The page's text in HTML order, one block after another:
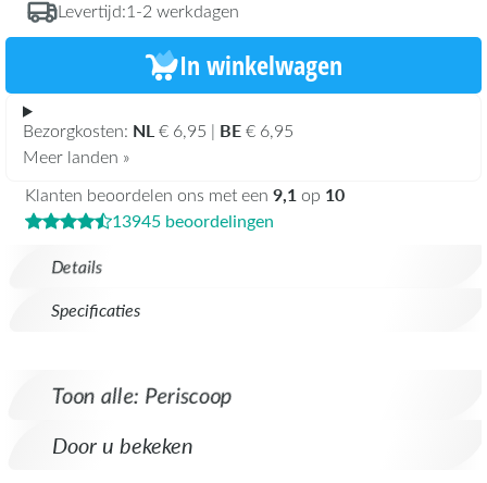
Details
Specificaties
Levertijd:1-2 werkdagen
In winkelwagen
Bezorgkosten: NL€ 6,95 | BE€ 6,95
Meer landen »
Klanten beoordelen ons met een 9,1 op 10
13945 beoordelingen
Toon alle: Periscoop
Door u bekeken